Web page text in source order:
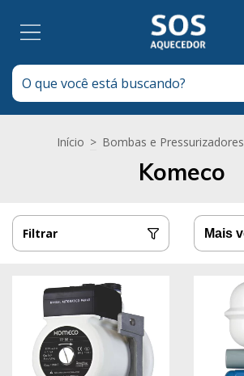
Início > Bombas e Pressurizadores
Komeco
Filtrar